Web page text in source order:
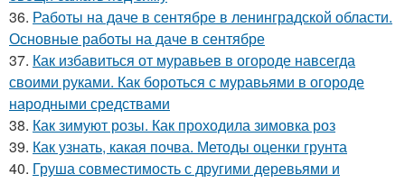
36. Работы на даче в сентябре в ленинградской области.
Основные работы на даче в сентябре
37. Как избавиться от муравьев в огороде навсегда
своими руками. Как бороться с муравьями в огороде
народными средствами
38. Как зимуют розы. Как проходила зимовка роз
39. Как узнать, какая почва. Методы оценки грунта
40. Груша совместимость с другими деревьями и